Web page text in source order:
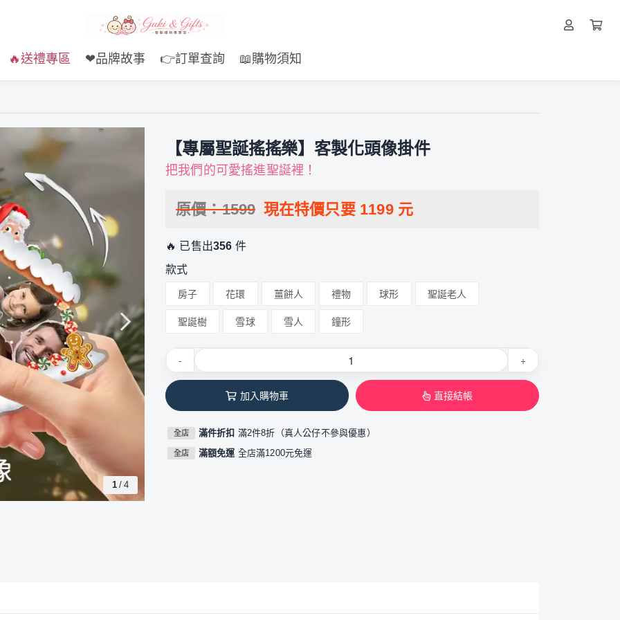
🔥送禮專區 ❤品牌故事 👉訂單查詢 📖購物須知
1 / 4
【專屬聖誕搖搖樂】客製化頭像掛件
把我們的可愛搖進聖誕裡！
原價：1599 現在特價只要 1199元
🔥 已售出356 件
款式
房子 花環 薑餅人 禮物 球形
聖誕老人
聖誕樹
雪球 雪人 鐘形
- +
加入購物車 直接結帳
全店 滿件折扣 滿2件8折（真人公仔不參與優惠）
全店 滿額免運 全店滿1200元免運